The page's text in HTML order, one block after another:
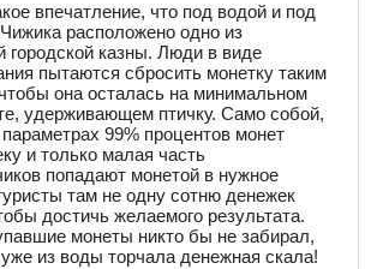
впечатление, что под водой и под
расположено одно из
городской казны. Люди в виде
пытаются сбросить монетку таким
она осталась на минимальном
удерживающем птичку. Само собой,
параметрах 99% процентов монет
и только малая часть
попадают монетой в нужное
там не одну сотню денежек
достичь желаемого результата.
монеты никто бы не забирал,
из воды торчала денежная скала!